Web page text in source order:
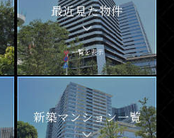
最近見た物件
一覧を表示
新築マンション一覧